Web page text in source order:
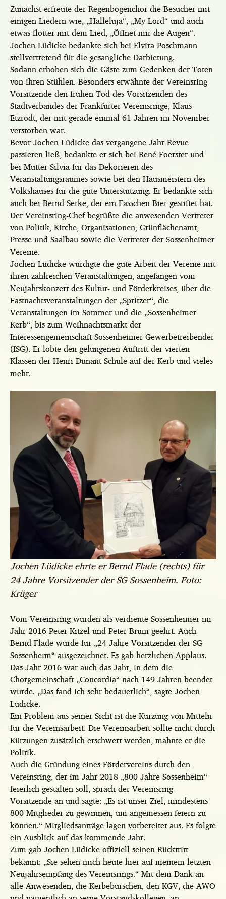
Zunächst erfreute der Regenbogenchor die Besucher mit
einigen Liedern wie, „Halleluja“, „My Lord“ und auch
etwas flotter mit dem Lied, „Öffnet mir die Augen“.
Jochen Lüdicke bedankte sich bei Elvira Poschmann
stellvertretend für die gesangliche Darbietung.
Sodann erhoben sich die Gäste zum Gedenken der Toten
von ihren Stühlen. Besonders erwähnte der Vereinsring-
Vorsitzende den frühen Tod des Vorsitzenden des
Stadtverbandes der Frankfurter Vereinsringe, Klaus
Etzrodt, der mit gerade einmal 61 Jahren im November
verstorben war.
Bevor Jochen Lüdicke das vergangene Jahr Revue
passieren ließ, bedankte er sich bei René Foerster und
bei Mutter Silvia für das Dekorieren des
Veranstaltungsraumes sowie bei den Hausmeistern des
Volkshauses für die gute Unterstützung. Er bedankte sich
auch bei Bernd Serke, der ein Fässchen Bier gestiftet hat.
Der Vereinsring-Chef begrüßte die anwesenden Vertreter
von Politik, Kirche, Organisationen, Grünflächenamt,
Presse und Saalbau sowie die Vertreter der Sossenheimer
Vereine.
Jochen Lüdicke würdigte die gute Arbeit der Vereine mit
ihren zahlreichen Veranstaltungen, angefangen vom
Neujahrskonzert des Kultur- und Förderkreises, über die
Fastnachtsveranstaltungen der „Spritzer“, die
Veranstaltungen im Sommer und die „Sossenheimer
Kerb“, bis zum Weihnachtsmarkt der
Interessengemeinschaft Sossenheimer Gewerbetreibender
(ISG). Er lobte den gelungenen Auftritt der vierten
Klassen der Henri-Dunant-Schule auf der Kerb und vieles
mehr.
Jochen Lüdicke ehrte er Bernd Flade (rechts) für
24 Jahre Vorsitzender der SG Sossenheim. Foto:
Krüger
Vom Vereinsring wurden als verdiente Sossenheimer im
Jahr 2016 Peter Kitzel und Peter Brum geehrt. Auch
Bernd Flade wurde für „24 Jahre Vorsitzender der SG
Sossenheim“ ausgezeichnet. Es gab herzlichen Applaus.
Das Jahr 2016 war auch das Jahr, in dem die
Chorgemeinschaft „Concordia“ nach 149 Jahren beendet
wurde. „Das fand ich sehr bedauerlich“, sagte Jochen
Lüdicke.
Ein Problem aus seiner Sicht ist die Kürzung von Mitteln
für die Vereinsarbeit. Die Vereinsarbeit sollte nicht durch
Kürzungen zusätzlich erschwert werden, mahnte er die
Politik.
Auch die Gründung eines Fördervereins durch den
Vereinsring, der im Jahr 2018 „800 Jahre Sossenheim“
feierlich gestalten soll, sprach der Vereinsring-
Vorsitzende an und sagte: „Es ist unser Ziel, mindestens
800 Mitglieder zu gewinnen, um angemessen feiern zu
können.“ Mitgliedsanträge lagen vorbereitet aus. Es folgte
ein Ausblick auf das kommende Jahr.
Zum gab Jochen Lüdicke offiziell seinen Rücktritt
bekannt: „Sie sehen mich heute hier auf meinem letzten
Neujahrsempfang des Vereinsrings.“ Mit dem Dank an
alle Anwesenden, die Kerbeburschen, den KGV, die AWO